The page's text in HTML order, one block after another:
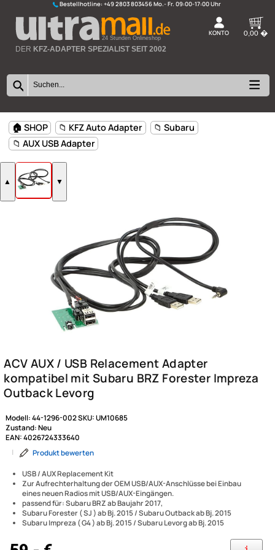
Bestellhotline:+49 2803 803456
24 Stunden Onlineshop
🏠 SHOP 📁 KFZ Auto Adapter
📁 AUX USB Adapter
▲ ▼
USB / AUX Replacement Kit
Zur Aufrechterhaltung der OEM USB/AUX-Anschlüsse bei Einbau
Zustand:Neu
EAN:4026724333640
|
Produkt bewerten